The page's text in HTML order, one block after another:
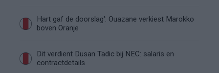
Hart gaf de doorslag': Ouazane verkiest Marokko
boven Oranje
Dit verdient Dusan Tadic bij NEC: salaris en
contractdetails